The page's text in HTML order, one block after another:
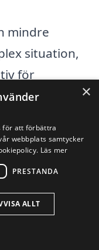
mindre
situation,
för
göra en
tid och
och hjälpa
i ditt avlopp
utan
×
för att förbättra
webbplats samtycker
Läs mer
PRESTANDA
ALLT